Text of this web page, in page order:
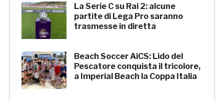
La Serie C su Rai 2: alcune
partite di Lega Pro saranno
trasmesse in diretta
Beach Soccer AiCS: Lido del
Pescatore conquista il tricolore,
a Imperial Beach la Coppa Italia